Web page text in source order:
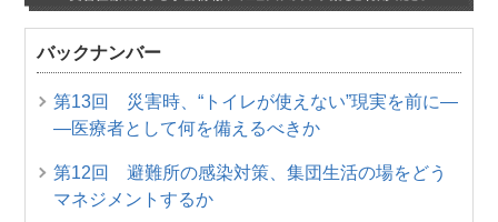
バックナンバー
第13回 災害時、“トイレが使えない”現実を前に―
―医療者として何を備えるべきか
第12回 避難所の感染対策、集団生活の場をどう
マネジメントするか